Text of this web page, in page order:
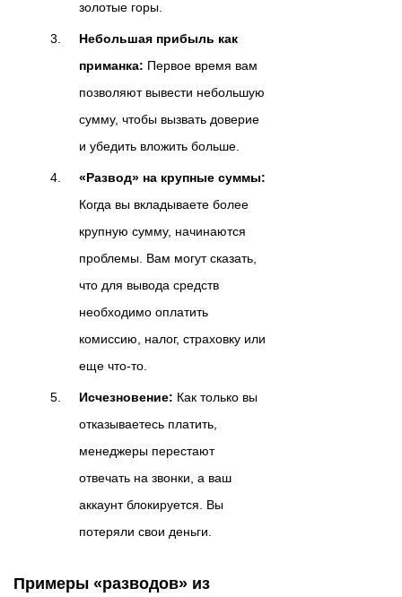
золотые горы.
Небольшая прибыль как
приманка: Первое время вам
позволяют вывести небольшую
сумму, чтобы вызвать доверие
и убедить вложить больше.
«Развод» на крупные суммы:
Когда вы вкладываете более
крупную сумму, начинаются
проблемы. Вам могут сказать,
что для вывода средств
необходимо оплатить
комиссию, налог, страховку или
еще что-то.
Исчезновение: Как только вы
отказываетесь платить,
менеджеры перестают
отвечать на звонки, а ваш
аккаунт блокируется. Вы
потеряли свои деньги.
Примеры «разводов» из